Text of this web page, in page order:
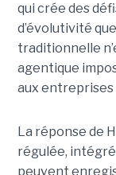
qui crée des
d’évolutivité
traditionnelle
agentique
aux entreprises
La réponse de
régulée,
peuvent